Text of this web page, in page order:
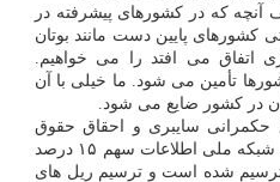
آنچه که در کشورهای پیشرفته در
کشورهای پایین دست مانند بوتان
اتفاق می افتد را می خواهیم.
تأمین می شود. ما خیلی با آن
در کشور ضایع می شود.
حکمرانی سایبری و احقاق حقوق
مردم شد، اظهار داشت: در سند شبکه ملی اطلاعات سهم ۱۵ درصد
ترسیم شده است و ترسیم ریل های